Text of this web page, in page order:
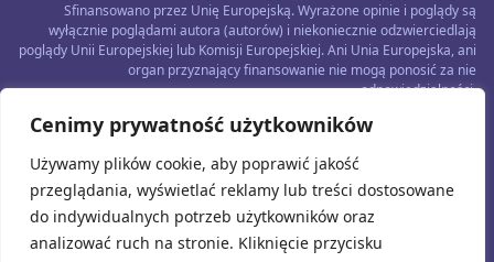
Cenimy prywatność użytkowników
Używamy plików cookie, aby poprawić jakość
przeglądania, wyświetlać reklamy lub treści dostosowane
do indywidualnych potrzeb użytkowników oraz
analizować ruch na stronie. Kliknięcie przycisku
Sfinansowano przez Unię Europejską. Wyrażone opinie i poglądy są
wyłącznie poglądami autora (autorów) i niekoniecznie odzwierciedlają
poglądy Unii Europejskiej lub Komisji Europejskiej. Ani Unia Europejska, ani
organ przyznający finansowanie nie mogą ponosić za nie
odpowiedzialności.